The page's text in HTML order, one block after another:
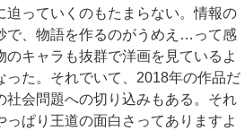
迫っていくのもたまらない。情報の
で、物語を作るのがうめえ…って感
のキャラも抜群で洋画を見ているよ
った。それでいて、2018年の作品だ
社会問題への切り込みもある。それ
っぱり王道の面白さってありますよ